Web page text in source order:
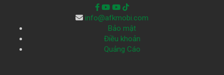
info@afkmobi.com
Bảo mật
Điều khoản
Quảng Cáo